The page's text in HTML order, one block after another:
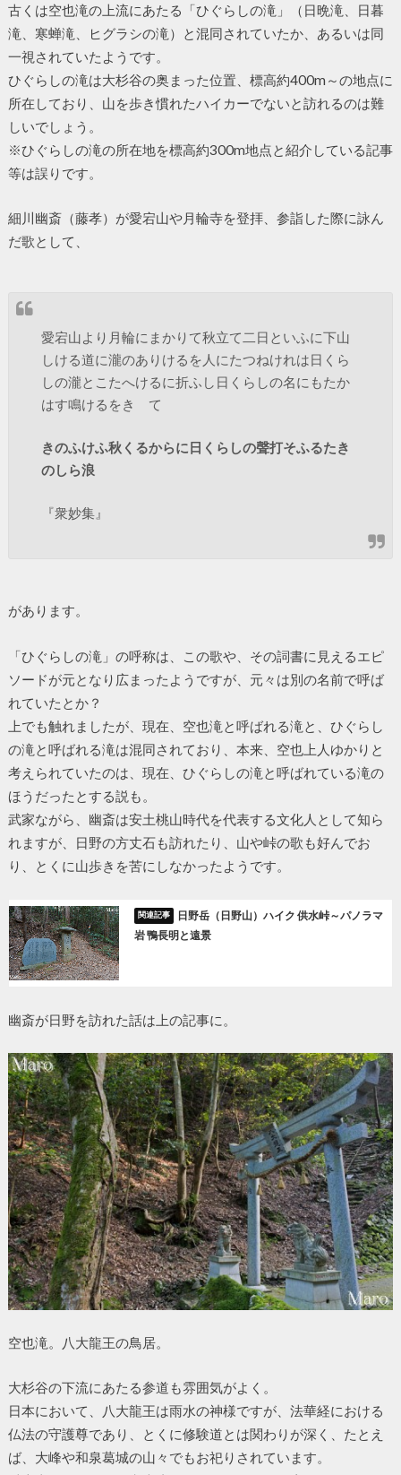
古くは空也滝の上流にあたる「ひぐらしの滝」（日晩滝、日暮
滝、寒蝉滝、ヒグラシの滝）と混同されていたか、あるいは同
一視されていたようです。
ひぐらしの滝は大杉谷の奥まった位置、標高約400m～の地点に
所在しており、山を歩き慣れたハイカーでないと訪れるのは難
しいでしょう。
※ひぐらしの滝の所在地を標高約300m地点と紹介している記事
等は誤りです。
細川幽斎（藤孝）が愛宕山や月輪寺を登拝、参詣した際に詠ん
だ歌として、
愛宕山より月輪にまかりて秋立て二日といふに下山
しける道に瀧のありけるを人にたつねけれは日くら
しの瀧とこたへけるに折ふし日くらしの名にもたか
はす鳴けるをきゝて
きのふけふ秋くるからに日くらしの聲打そふるたき
のしら浪
『衆妙集』
があります。
「ひぐらしの滝」の呼称は、この歌や、その詞書に見えるエピ
ソードが元となり広まったようですが、元々は別の名前で呼ば
れていたとか？
上でも触れましたが、現在、空也滝と呼ばれる滝と、ひぐらし
の滝と呼ばれる滝は混同されており、本来、空也上人ゆかりと
考えられていたのは、現在、ひぐらしの滝と呼ばれている滝の
ほうだったとする説も。
武家ながら、幽斎は安土桃山時代を代表する文化人として知ら
れますが、日野の方丈石も訪れたり、山や峠の歌も好んでお
り、とくに山歩きを苦にしなかったようです。
日野岳（日野山）ハイク 供水峠～パノラマ
岩 鴨長明と遠景
幽斎が日野を訪れた話は上の記事に。
空也滝。八大龍王の鳥居。
大杉谷の下流にあたる参道も雰囲気がよく。
日本において、八大龍王は雨水の神様ですが、法華経における
仏法の守護尊であり、とくに修験道とは関わりが深く、たとえ
ば、大峰や和泉葛城の山々でもお祀りされています。